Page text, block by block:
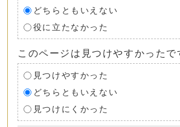
どちらともいえない
役に立たなかった
このページは見つけやすかったで
見つけやすかった
どちらともいえない
見つけにくかった